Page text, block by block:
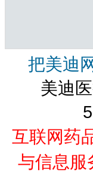
把美迪
美迪
互联网药
与信息服